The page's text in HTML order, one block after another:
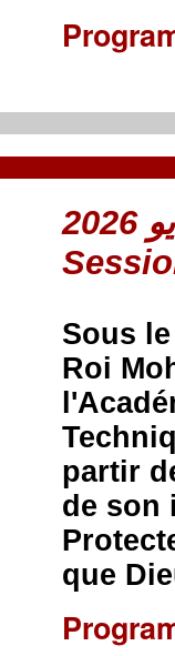
Sous
Roi
partir
de son
que